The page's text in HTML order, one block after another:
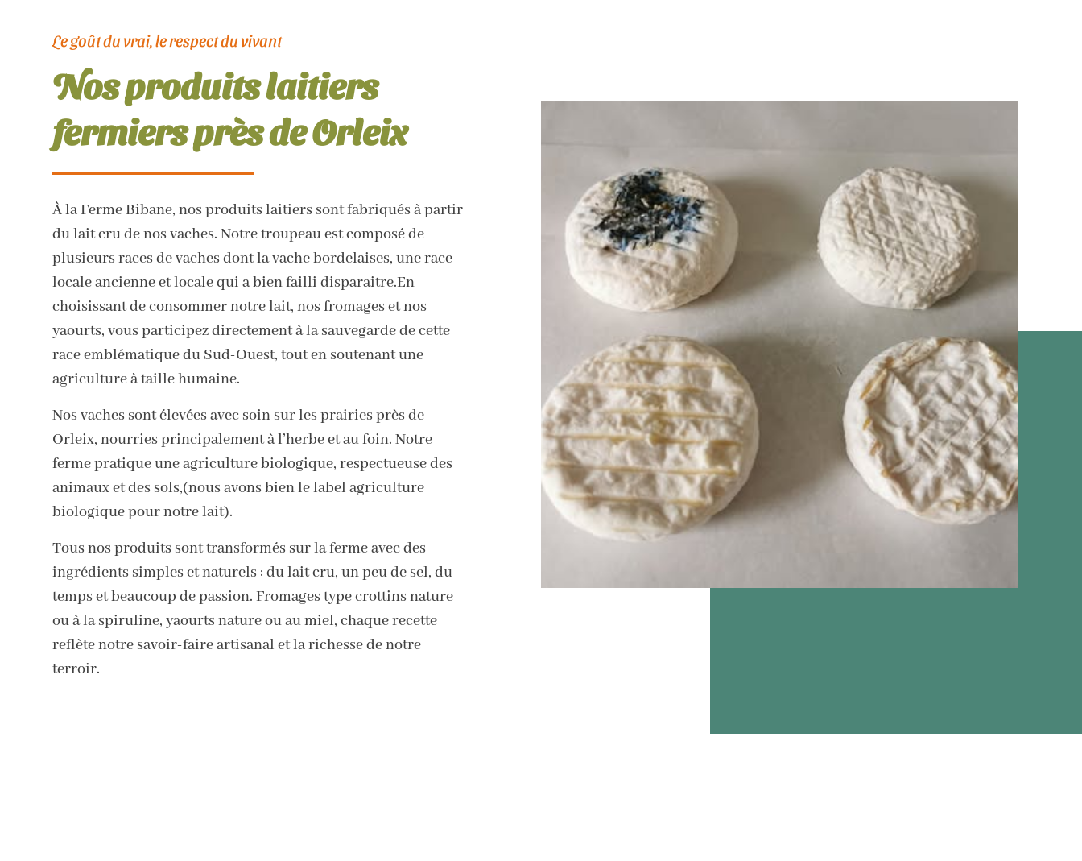
Le goût du vrai, le respect du vivant
Nos produits laitiers
fermiers près de Orleix
À la Ferme Bibane, nos produits laitiers sont fabriqués à partir
du lait cru de nos vaches. Notre troupeau est composé de
plusieurs races de vaches dont la vache bordelaises, une race
locale ancienne et locale qui a bien failli disparaitre.En
choisissant de consommer notre lait, nos fromages et nos
yaourts, vous participez directement à la sauvegarde de cette
race emblématique du Sud-Ouest, tout en soutenant une
agriculture à taille humaine.
Nos vaches sont élevées avec soin sur les prairies près de
Orleix, nourries principalement à l’herbe et au foin. Notre
ferme pratique une agriculture biologique, respectueuse des
animaux et des sols,(nous avons bien le label agriculture
biologique pour notre lait).
Tous nos produits sont transformés sur la ferme avec des
ingrédients simples et naturels : du lait cru, un peu de sel, du
temps et beaucoup de passion. Fromages type crottins nature
ou à la spiruline, yaourts nature ou au miel, chaque recette
reflète notre savoir-faire artisanal et la richesse de notre
terroir.